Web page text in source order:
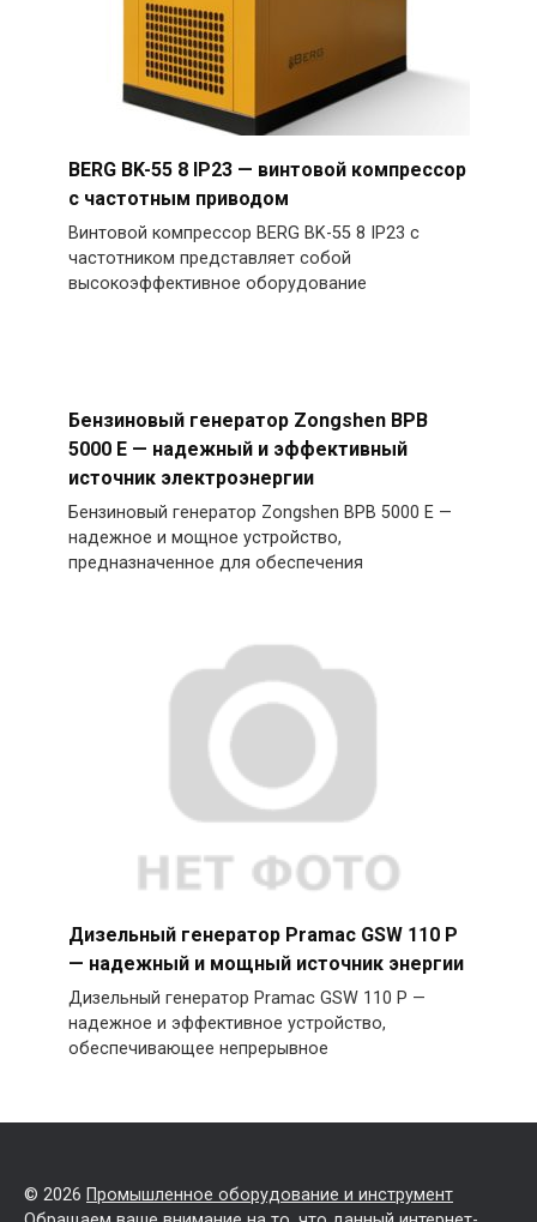
BERG BK-55 8 IP23 — винтовой компрессор
с частотным приводом
Винтовой компрессор BERG BK-55 8 IP23 с
частотником представляет собой
высокоэффективное оборудование
Бензиновый генератор Zongshen BPB
5000 E — надежный и эффективный
источник электроэнергии
Бензиновый генератор Zongshen BPB 5000 E —
надежное и мощное устройство,
предназначенное для обеспечения
Дизельный генератор Pramac GSW 110 P
— надежный и мощный источник энергии
Дизельный генератор Pramac GSW 110 P —
надежное и эффективное устройство,
обеспечивающее непрерывное
© 2026 Промышленное оборудование и инструмент